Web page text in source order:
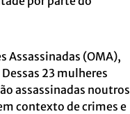
Assassinadas (OMA),
23 mulheres
assassinadas noutros
contexto de crimes e